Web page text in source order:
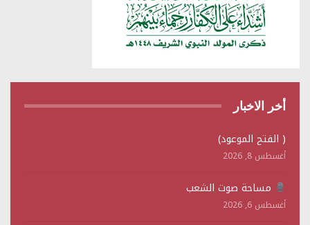
أخر الاخبار
( الفتح الموعود)
أغسطس 8, 2026
مساحة صوت الشعب
أغسطس 6, 2026